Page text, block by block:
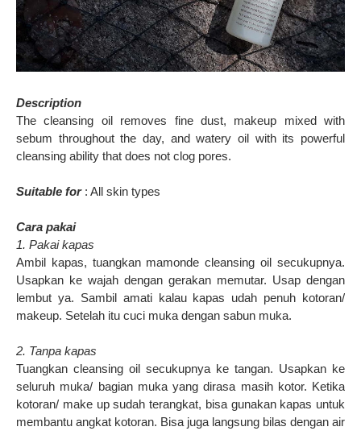
Description
The cleansing oil removes fine dust, makeup mixed with
sebum throughout the day, and watery oil with its powerful
cleansing ability that does not clog pores.
Suitable for: All skin types
Cara pakai
1. Pakai kapas
Ambil kapas, tuangkan mamonde cleansing oil secukupnya.
Usapkan ke wajah dengan gerakan memutar. Usap dengan
lembut ya. Sambil amati kalau kapas udah penuh kotoran/
makeup. Setelah itu cuci muka dengan sabun muka.
2. Tanpa kapas
Tuangkan cleansing oil secukupnya ke tangan. Usapkan ke
seluruh muka/ bagian muka yang dirasa masih kotor. Ketika
kotoran/ make up sudah terangkat, bisa gunakan kapas untuk
membantu angkat kotoran. Bisa juga langsung bilas dengan air